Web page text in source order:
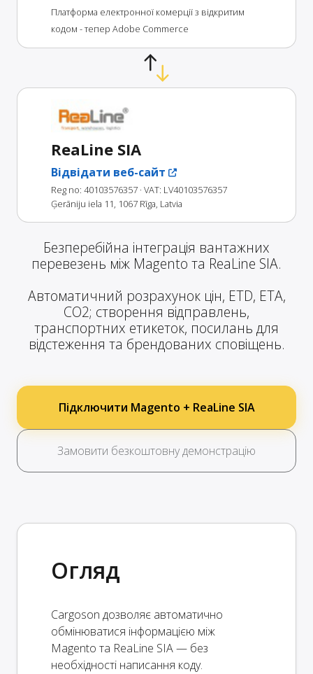
Платформа електронної комерції з відкритим
кодом - тепер Adobe Commerce
ReaLine SIA
Відвідати веб-сайт
Reg no: 40103576357 · VAT: LV40103576357
Ģerāniju iela 11, 1067 Rīga, Latvia
Безперебійна інтеграція вантажних
перевезень між Magento та ReaLine SIA.
Автоматичний розрахунок цін, ETD, ETA,
CO2; створення відправлень,
транспортних етикеток, посилань для
відстеження та брендованих сповіщень.
Підключити Magento + ReaLine SIA
Замовити безкоштовну демонстрацію
Огляд
Cargoson дозволяє автоматично
обмінюватися інформацією між
Magento та ReaLine SIA — без
необхідності написання коду.